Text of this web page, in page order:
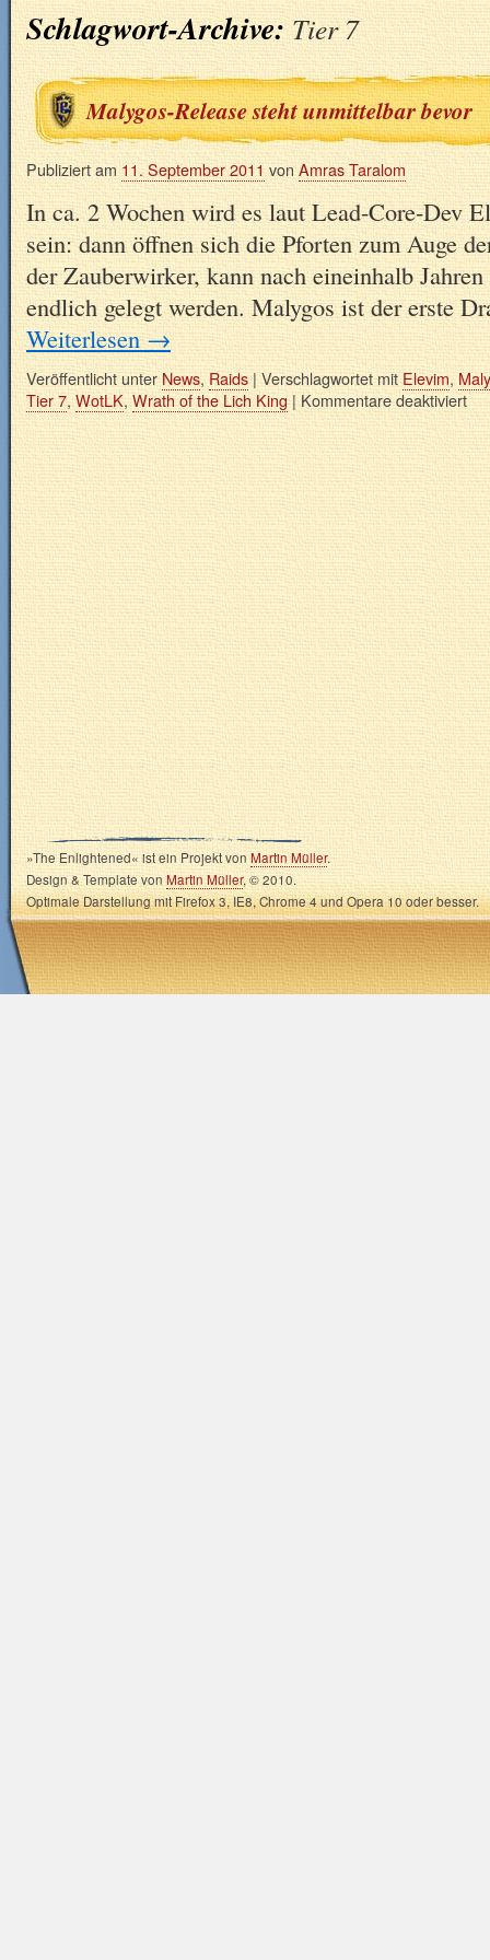
Schlagwort-Archive:Tier 7
Malygos-Release steht unmittelbar bevor
Publiziert am 11. September 2011 von Amras Taralom
In ca. 2 Wochen wird es laut Lead-Core-Dev
sein: dann öffnen sich die Pforten zum Auge
der Zauberwirker, kann nach eineinhalb
endlich gelegt werden. Malygos ist der erste
Weiterlesen→
Veröffentlicht unterNews, Raids |Verschlagwortet mit Elevim,
Tier 7,WotLK, Wrath of the Lich King | Kommentare deaktiviert
»The Enlightened« ist ein Projekt vonMartin Müller.
Design & Template vonMartin Müller, © 2010.
Optimale Darstellung mit Firefox 3, IE8, Chrome 4 und Opera 10 oder besser.